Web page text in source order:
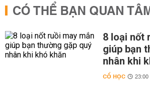
CÓ THỂ BẠN QUAN
8 loại nốt
giúp bạn
nhân khi
CỔ HỌC